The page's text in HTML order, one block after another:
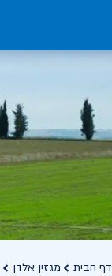
דף הבית מגזין אלדן